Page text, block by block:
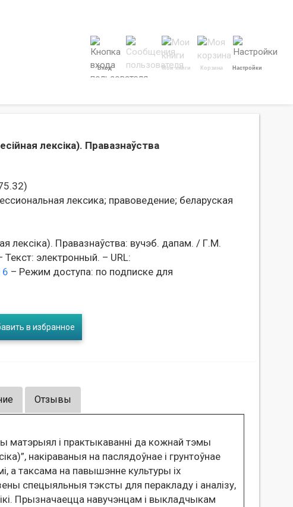
Вход Мои книги Корзина Настройки
лексіка). Правазнаўства
лексика; правоведение; беларуская
лексіка). Правазнаўства: вучэб. дапам. / Г.М.
электронный. – URL:
– Режим доступа: по подписке для
в избранное
Отзывы
і практыкаванні да кожнай тэмы
накіраваныя на паслядоўнае і грунтоўнае
а таксама на павышэнне культуры іх
спецыяльныя тэксты для перакладу і аналізу,
Прызначаецца навучэнцам і выкладчыкам